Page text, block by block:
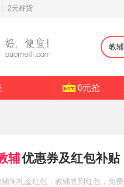
2元好货
0元抢
辅优惠券及红包补贴
辅淘礼金红包 ，教辅签到红包 ，免